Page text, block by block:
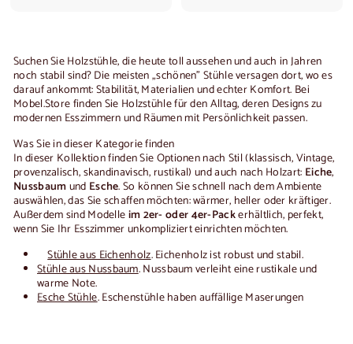
0
0
Suchen Sie Holzstühle, die heute toll aussehen und auch in Jahren
noch stabil sind? Die meisten „schönen” Stühle versagen dort, wo es
darauf ankommt: Stabilität, Materialien und echter Komfort. Bei
Mobel.Store finden Sie Holzstühle für den Alltag, deren Designs zu
modernen Esszimmern und Räumen mit Persönlichkeit passen.
Was Sie in dieser Kategorie finden
In dieser Kollektion finden Sie Optionen nach Stil (klassisch, Vintage,
provenzalisch, skandinavisch, rustikal) und auch nach Holzart: Eiche,
Nussbaumund Esche. So können Sie schnell nach dem Ambiente
auswählen, das Sie schaffen möchten: wärmer, heller oder kräftiger.
Außerdem sind Modelleim 2er- oder 4er-Packerhältlich, perfekt,
wenn Sie Ihr Esszimmer unkompliziert einrichten möchten.
Stühle aus Eichenholz. Eichenholz ist robust und stabil.
Stühle aus Nussbaum. Nussbaum verleiht eine rustikale und
warme Note.
Esche Stühle. Eschenstühle haben auffällige Maserungen